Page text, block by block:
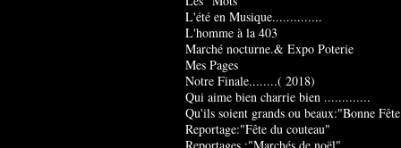
L'été en Musique..............
L'homme à la 403
Marché nocturne.& Expo Poterie
Mes Pages
Notre Finale........( 2018)
Qui aime bien charrie bien .............
Qu'ils soient grands ou beaux:"Bonne
Reportage:"Fête du couteau"